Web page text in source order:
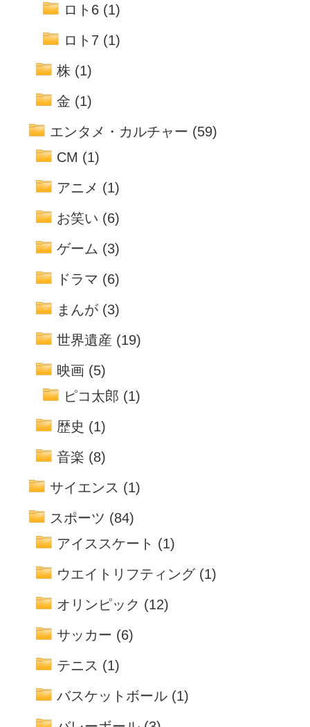
ロト6 (1)
ロト7 (1)
株 (1)
金 (1)
エンタメ・カルチャー (59)
CM (1)
アニメ (1)
お笑い (6)
ゲーム (3)
ドラマ (6)
まんが (3)
世界遺産 (19)
映画 (5)
ピコ太郎 (1)
歴史 (1)
音楽 (8)
サイエンス (1)
スポーツ (84)
アイススケート (1)
ウエイトリフティング(1)
オリンピック (12)
サッカー (6)
テニス (1)
バスケットボール (1)